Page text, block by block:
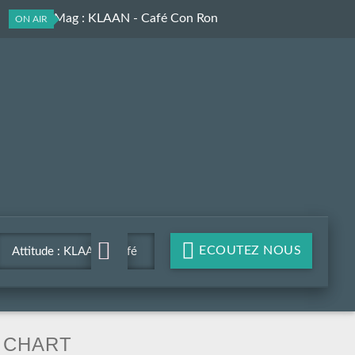
ON AIR
Culture Mag : KLAAN - Café Con Ron
Attitude : KLAAN - Café
Con Ron
ECOUTEZ NOUS
CHART